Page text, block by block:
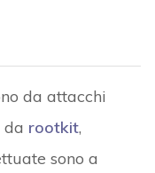
da attacchi
rootkit,
sono a